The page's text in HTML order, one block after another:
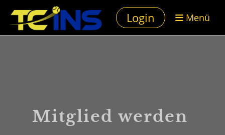
Login Menü
Mitglied werden